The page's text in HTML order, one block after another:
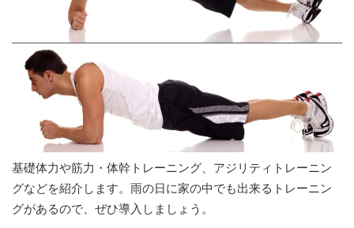
基礎体力や筋力・体幹トレーニング、アジリティトレーニン
グなどを紹介します。雨の日に家の中でも出来るトレーニン
グがあるので、ぜひ導入しましょう。